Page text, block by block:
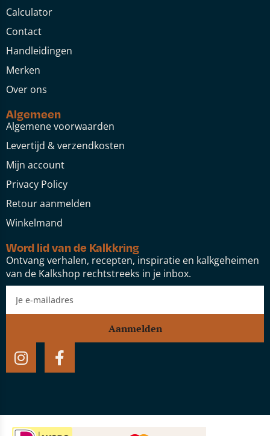
Calculator
Contact
Handleidingen
Merken
Over ons
Algemeen
Algemene voorwaarden
Levertijd & verzendkosten
Mijn account
Privacy Policy
Retour aanmelden
Winkelmand
Word lid van de Kalkkring
Ontvang verhalen, recepten, inspiratie en kalkgeheimen
van de Kalkshop rechtstreeks in je inbox.
Aanmelden